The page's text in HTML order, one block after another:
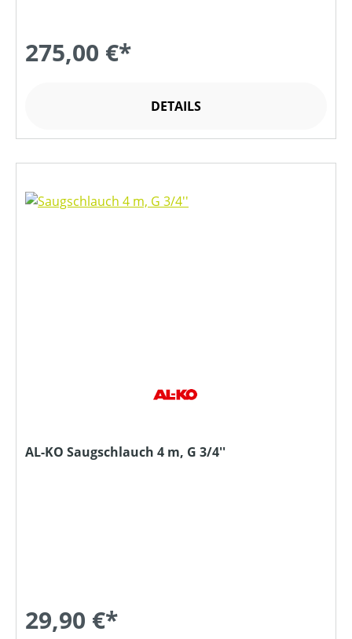
275,00 €*
DETAILS
AL-KO Saugschlauch 4 m, G 3/4''
29,90 €*